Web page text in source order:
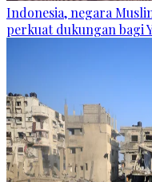
Indonesia, negara
perkuat dukungan bagi